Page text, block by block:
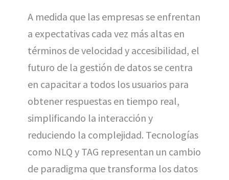
A medida que las empresas se enfrentan
a expectativas cada vez más altas en
términos de velocidad y accesibilidad, el
futuro de la gestión de datos se centra
en capacitar a todos los usuarios para
obtener respuestas en tiempo real,
simplificando la interacción y
reduciendo la complejidad. Tecnologías
como NLQ y TAG representan un cambio
de paradigma que transforma los datos